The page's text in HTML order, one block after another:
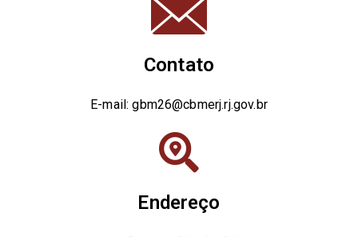
Contato
E-mail: gbm26@cbmerj.rj.gov.br
Endereço